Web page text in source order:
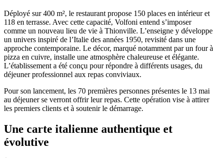
Déployé sur 400 m², le restaurant propose 150 places en intérieur et
118 en terrasse. Avec cette capacité, Volfoni entend s’imposer
comme un nouveau lieu de vie à Thionville. L’enseigne y développe
un univers inspiré de l’Italie des années 1950, revisité dans une
approche contemporaine. Le décor, marqué notamment par un four à
pizza en cuivre, installe une atmosphère chaleureuse et élégante.
L’établissement a été conçu pour répondre à différents usages, du
déjeuner professionnel aux repas conviviaux.
Pour son lancement, les 70 premières personnes présentes le 13 mai
au déjeuner se verront offrir leur repas. Cette opération vise à attirer
les premiers clients et à soutenir le démarrage.
Une carte italienne authentique et
évolutive